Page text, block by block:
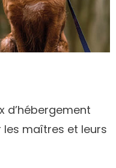
d’hébergement
les maîtres et leurs